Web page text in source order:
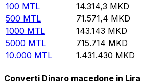
100 MTL 14.314,3 MKD
500 MTL 71.571,4 MKD
1000 MTL 143.143 MKD
5000 MTL 715.714 MKD
10.000 MTL 1.431.430 MKD
Converti Dinaro macedone in